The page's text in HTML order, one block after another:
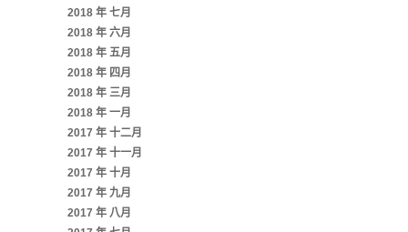
2018 年 七月
2018 年 六月
2018 年 五月
2018 年 四月
2018 年 三月
2018 年 一月
2017 年 十二月
2017 年 十一月
2017 年 十月
2017 年 九月
2017 年 八月